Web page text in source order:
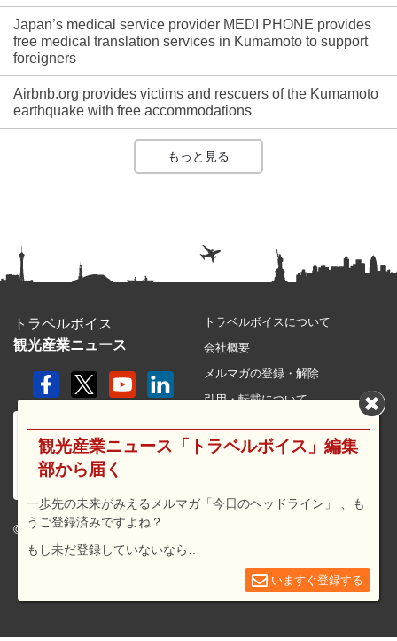
Japan’s medical service provider MEDI PHONE provides
free medical translation services in Kumamoto to support
foreigners
Airbnb.org provides victims and rescuers of the Kumamoto
earthquake with free accommodations
もっと見る
トラベルボイス
観光産業ニュース
© 2026 travel voice.
トラベルボイスについて
会社概要
メルマガの登録・解除
引用・転載について
利用規約
広告メニュー・料金
観光産業ニュース「トラベルボイス」編集
部から届く
一歩先の未来がみえるメルマガ「今日のヘッドライン」 、も
うご登録済みですよね？
もし未だ登録していないなら…
いますぐ登録する